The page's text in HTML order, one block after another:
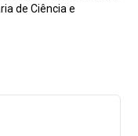
de Ciência e